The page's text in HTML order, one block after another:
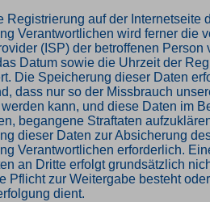
Registrierung auf der Internetseite
Verantwortlichen wird ferner die
(ISP) der betroffenen Person
Datum sowie die Uhrzeit der
Die Speicherung dieser Daten
dass nur so der Missbrauch
kann, und diese Daten im
begangene Straftaten
dieser Daten zur Absicherung
Verantwortlichen erforderlich.
an Dritte erfolgt grundsätzlich
Pflicht zur Weitergabe besteht
dient.